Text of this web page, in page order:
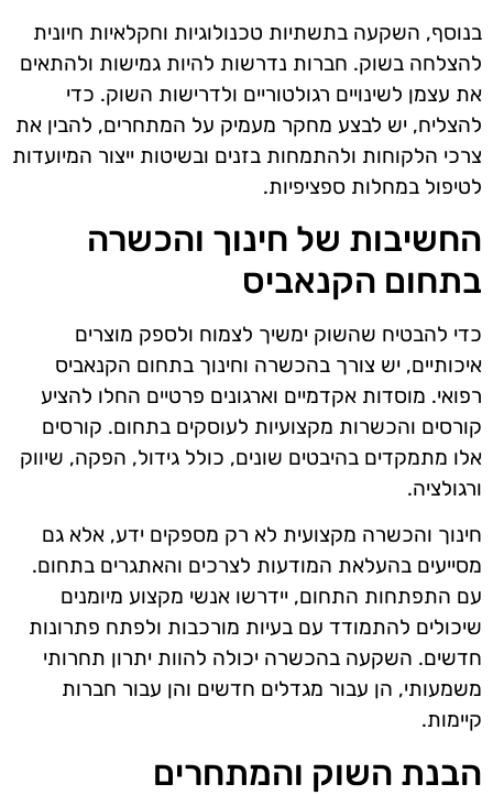
בנוסף, השקעה בתשתיות טכנולוגיות וחקלאיות חיונית
להצלחה בשוק. חברות נדרשות להיות גמישות ולהתאים
את עצמן לשינויים רגולטוריים ולדרישות השוק. כדי
להצליח, יש לבצע מחקר מעמיק על המתחרים, להבין את
צרכי הלקוחות ולהתמחות בזנים ובשיטות ייצור המיועדות
לטיפול במחלות ספציפיות.
החשיבות של חינוך והכשרה
בתחום הקנאביס
כדי להבטיח שהשוק ימשיך לצמוח ולספק מוצרים
איכותיים, יש צורך בהכשרה וחינוך בתחום הקנאביס
רפואי. מוסדות אקדמיים וארגונים פרטיים החלו להציע
קורסים והכשרות מקצועיות לעוסקים בתחום. קורסים
אלו מתמקדים בהיבטים שונים, כולל גידול, הפקה, שיווק
ורגולציה.
חינוך והכשרה מקצועית לא רק מספקים ידע, אלא גם
מסייעים בהעלאת המודעות לצרכים והאתגרים בתחום.
עם התפתחות התחום, יידרשו אנשי מקצוע מיומנים
שיכולים להתמודד עם בעיות מורכבות ולפתח פתרונות
חדשים. השקעה בהכשרה יכולה להוות יתרון תחרותי
משמעותי, הן עבור מגדלים חדשים והן עבור חברות
קיימות.
הבנת השוק והמתחרים